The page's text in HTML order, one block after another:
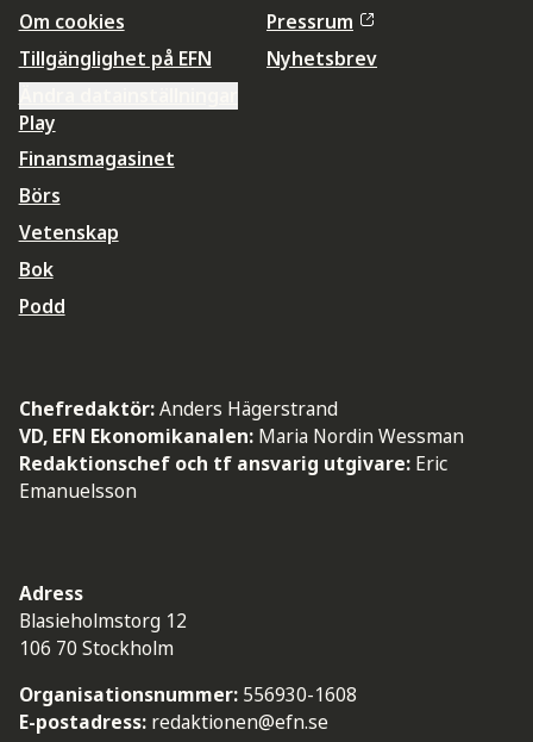
Om cookies
Tillgänglighet på EFN
Pressrum
Nyhetsbrev
Play
Finansmagasinet
Börs
Vetenskap
Bok
Podd
Chefredaktör:Anders Hägerstrand
VD, EFN Ekonomikanalen: Maria Nordin Wessman
Redaktionschef och tf ansvarig utgivare: Eric
Emanuelsson
Adress
Blasieholmstorg 12
106 70 Stockholm
Organisationsnummer: 556930-1608
E-postadress: redaktionen@efn.se